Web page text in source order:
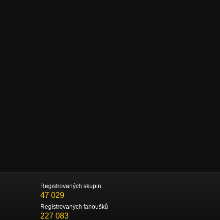
Registrovaných skupin
47 029
Registrovaných fanoušků
227 083